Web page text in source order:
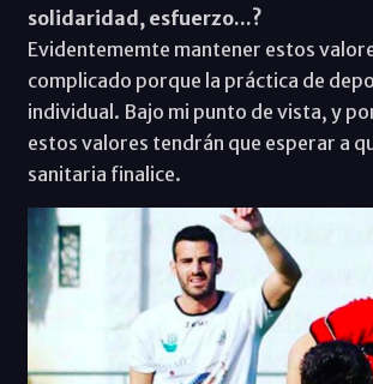
solidaridad, esfuerzo...?
Evidentememte mantener estos
complicado porque la práctica de
individual. Bajo mi punto de vista, y
estos valores tendrán que esperar a
sanitaria finalice.